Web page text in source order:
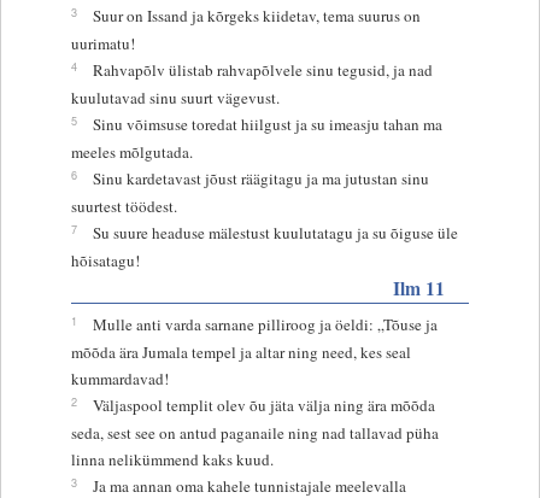
3
Suur on Issand ja kõrgeks kiidetav, tema suurus on
uurimatu!
4
Rahvapõlv ülistab rahvapõlvele sinu tegusid, ja nad
kuulutavad sinu suurt vägevust.
5
Sinu võimsuse toredat hiilgust ja su imeasju tahan ma
meeles mõlgutada.
6
Sinu kardetavast jõust räägitagu ja ma jutustan sinu
suurtest töödest.
7
Su suure headuse mälestust kuulutatagu ja su õiguse üle
hõisatagu!
Ilm 11
1
Mulle anti varda sarnane pilliroog ja öeldi: „Tõuse ja
mõõda ära Jumala tempel ja altar ning need, kes seal
kummardavad!
2
Väljaspool templit olev õu jäta välja ning ära mõõda
seda, sest see on antud paganaile ning nad tallavad püha
linna nelikümmend kaks kuud.
3
Ja ma annan oma kahele tunnistajale meelevalla